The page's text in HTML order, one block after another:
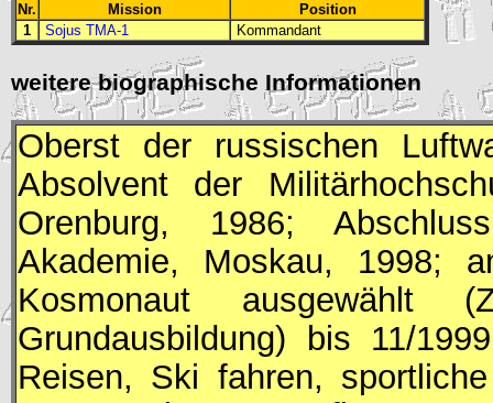
Nr. Mission
Position
1
Sojus TMA-1 Kommandant
weitere biographische Informationen
Oberst der russischen
Absolvent der
Orenburg, 1986;
Akademie, Moskau, 1998;
Kosmonaut ausgewählt (
Grundausbildung) bis 11/
Reisen, Ski fahren,